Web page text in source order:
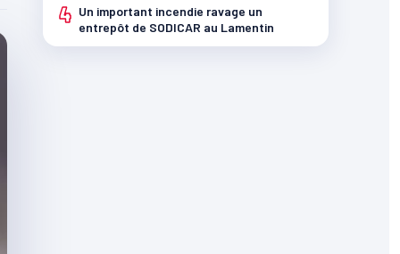
4 Un important incendie ravage un
entrepôt de SODICAR au Lamentin